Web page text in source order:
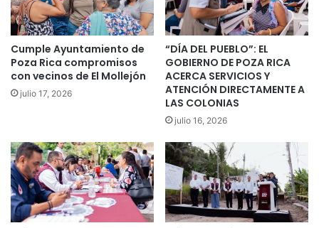
Cumple Ayuntamiento de
Poza Rica compromisos
con vecinos de El Mollejón
julio 17, 2026
“DÍA DEL PUEBLO”: EL
GOBIERNO DE POZA RICA
ACERCA SERVICIOS Y
ATENCIÓN DIRECTAMENTE A
LAS COLONIAS
julio 16, 2026